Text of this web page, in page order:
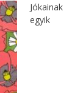
Jókainak
egyik